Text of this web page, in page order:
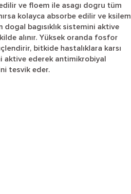
ve floem ile asagı dogru tüm
kolayca absorbe edilir ve ksilem
dogal bagısıklık sistemini aktive
alınır. Yüksek oranda fosfor
bitkide hastalıklara karsı
aktive ederek antimikrobiyal
tesvik eder.